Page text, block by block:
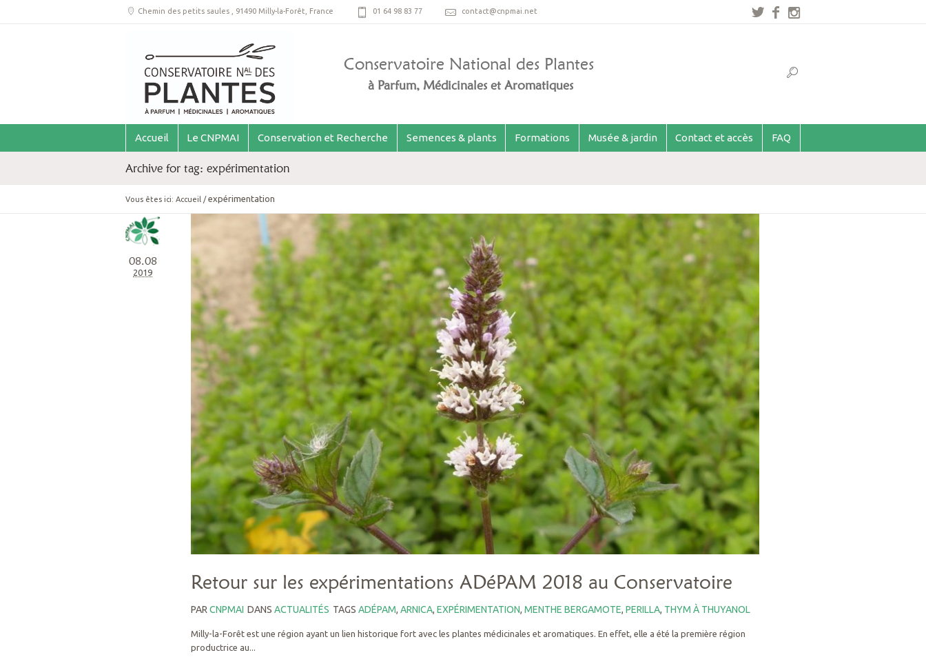
Chemin des petits saules , 91490 Milly-la-Forêt, France 01 64 98 83 77 contact@cnpmai.net
Conservatoire National des Plantes
à Parfum, Médicinales et Aromatiques
Accueil Le CNPMAI Conservation et Recherche Semences & plants Formations Musée & jardin Contact et accès FAQ
Archive for tag: expérimentation
Vous êtes ici: Accueil /expérimentation
08.08
2019
Retour sur les expérimentations ADéPAM 2018 au Conservatoire
PAR CNPMAI DANS ACTUALITÉS TAGS ADÉPAM, ARNICA, EXPÉRIMENTATION, MENTHE BERGAMOTE, PERILLA, THYM À THUYANOL
Milly-la-Forêt est une région ayant un lien historique fort avec les plantes médicinales et aromatiques. En effet, elle a été la première région
productrice au...